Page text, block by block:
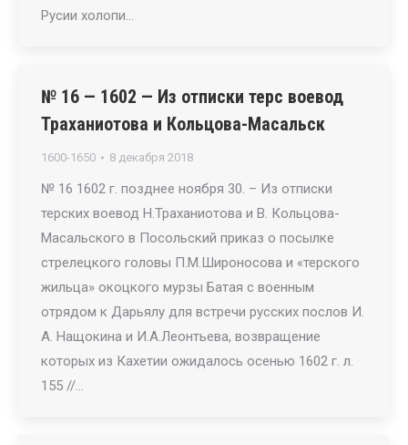
Русии холопи…
№ 16 — 1602 — Из отписки терс воевод
Траханиотова и Кольцова-Масальск
1600-1650 8 декабря 2018
№ 16 1602 г. позднее ноября 30. – Из отписки
терских воевод Н.Траханиотова и В. Кольцова-
Масальского в Посольский приказ о посылке
стрелецкого головы П.М.Широносова и «терского
жильца» окоцкого мурзы Батая с военным
отрядом к Дарьялу для встречи русских послов И.
А. Нащокина и И.А.Леонтьева, возвращение
которых из Кахетии ожидалось осенью 1602 г. л.
155 //…